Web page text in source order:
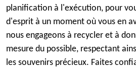
planification à l'exécution, pour
d'esprit à un moment où vous en
nous engageons à recycler et à
mesure du possible, respectant
les souvenirs précieux. Faites